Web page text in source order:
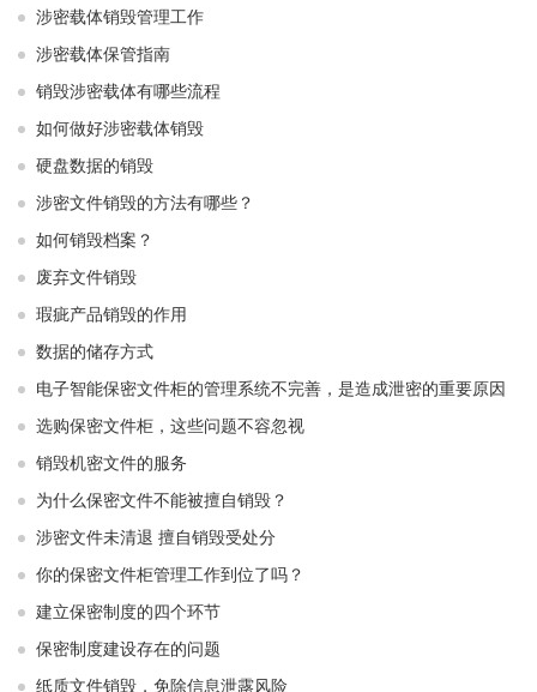
涉密载体销毁管理工作
涉密载体保管指南
销毁涉密载体有哪些流程
如何做好涉密载体销毁
硬盘数据的销毁
涉密文件销毁的方法有哪些？
如何销毁档案？
废弃文件销毁
瑕疵产品销毁的作用
数据的储存方式
电子智能保密文件柜的管理系统不完善，是造成泄密的重要原因
选购保密文件柜，这些问题不容忽视
销毁机密文件的服务
为什么保密文件不能被擅自销毁？
涉密文件未清退 擅自销毁受处分
你的保密文件柜管理工作到位了吗？
建立保密制度的四个环节
保密制度建设存在的问题
纸质文件销毁，免除信息泄露风险